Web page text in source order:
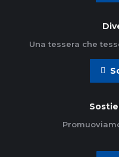
Una tessera che